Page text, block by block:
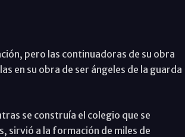
pero las continuadoras de su obra
en su obra de ser ángeles de la guarda
se construía el colegio que se
sirvió a la formación de miles de